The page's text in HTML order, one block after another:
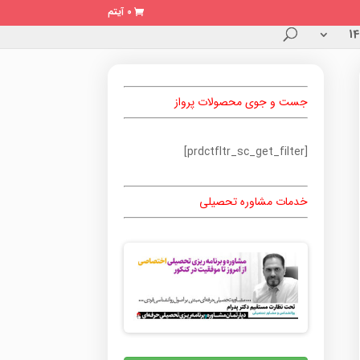
0 آیتم
جست و جوی محصولات پرواز
[prdctfltr_sc_get_filter]
خدمات مشاوره تحصیلی